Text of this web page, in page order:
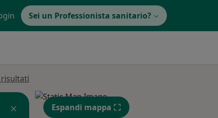
Sei un Professionista sanitario?
Espandi mappa